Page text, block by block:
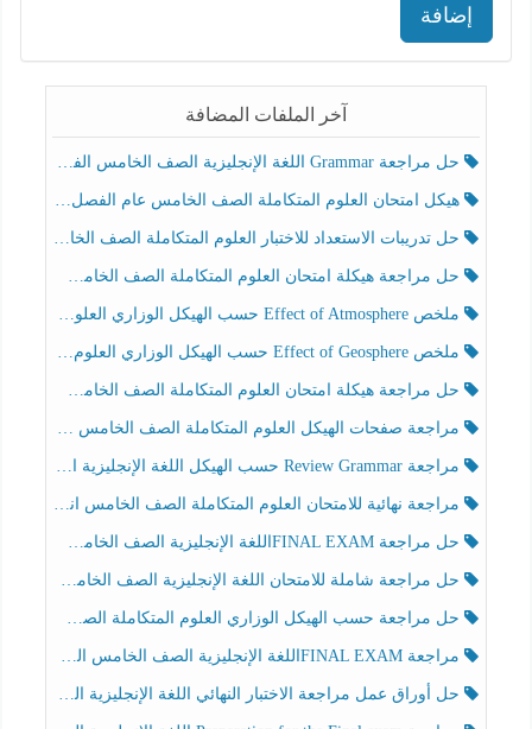
إضافة
آخر الملفات المضافة
حل مراجعة Grammar اللغة الإنجليزية الصف الخامس الفصل الثالث
هيكل امتحان العلوم المتكاملة الصف الخامس عام الفصل الدراسي الثالث 2025-2026
حل تدريبات الاستعداد للاختبار العلوم المتكاملة الصف الخامس عام الفصل الثالث
حل مراجعة هيكلة امتحان العلوم المتكاملة الصف الخامس انسبير الفصل الثالث
ملخص Effect of Atmosphere حسب الهيكل الوزاري العلوم المتكاملة الصف الخامس انسبير الفصل الثالث
ملخص Effect of Geosphere حسب الهيكل الوزاري العلوم المتكاملة الصف الخامس انسبير الفصل الثالث
حل مراجعة هيكلة امتحان العلوم المتكاملة الصف الخامس عام الفصل الثالث
مراجعة صفحات الهيكل العلوم المتكاملة الصف الخامس انسبير الفصل الثالث
مراجعة Review Grammar حسب الهيكل اللغة الإنجليزية الصف الخامس الفصل الثالث
مراجعة نهائية للامتحان العلوم المتكاملة الصف الخامس انسبير الفصل الثالث
حل مراجعة FINAL EXAMاللغة الإنجليزية الصف الخامس الفصل الثالث
حل مراجعة شاملة للامتحان اللغة الإنجليزية الصف الخامس الفصل الثالث
حل مراجعة حسب الهيكل الوزاري العلوم المتكاملة الصف الخامس عام الفصل الثالث
مراجعة FINAL EXAMاللغة الإنجليزية الصف الخامس الفصل الثالث
حل أوراق عمل مراجعة الاختبار النهائي اللغة الإنجليزية الصف الرابع الفصل الثالث